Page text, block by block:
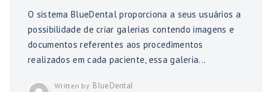
O sistema BlueDental proporciona a seus usuários a
possibilidade de criar galerias contendo imagens e
documentos referentes aos procedimentos
realizados em cada paciente, essa galeria...
Written by BlueDental